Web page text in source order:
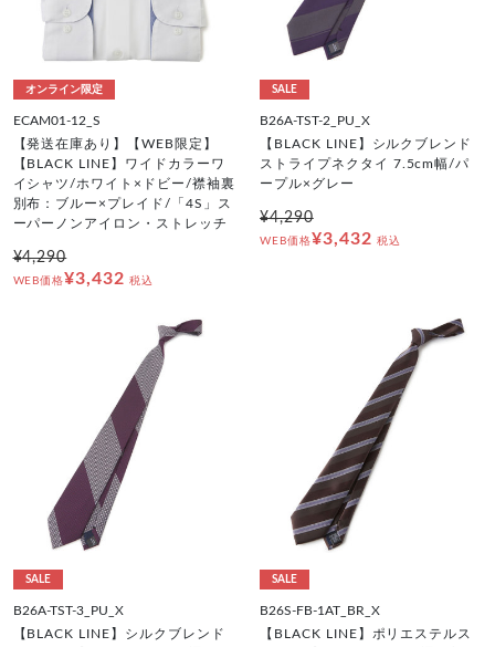
オンライン限定
ECAM01-12_S
【発送在庫あり】【WEB限定】
【BLACK LINE】ワイドカラーワ
イシャツ/ホワイト×ドビー/襟袖裏
別布：ブルー×プレイド/「4S」ス
ーパーノンアイロン・ストレッチ
¥4,290
WEB価格¥3,432 税込
SALE
B26A-TST-2_PU_X
【BLACK LINE】シルクブレンド
ストライプネクタイ 7.5cm幅/パ
ープル×グレー
¥4,290
WEB価格¥3,432 税込
SALE
B26A-TST-3_PU_X
【BLACK LINE】シルクブレンド
SALE
B26S-FB-1AT_BR_X
【BLACK LINE】ポリエステルス